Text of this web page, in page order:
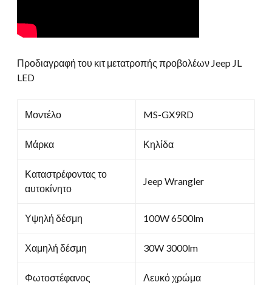
Προδιαγραφή του κιτ μετατροπής προβολέων Jeep JL
LED
Μοντέλο MS-GX9RD
Μάρκα Κηλίδα
Καταστρέφοντας το
αυτοκίνητο
Jeep Wrangler
Υψηλή δέσμη 100W 6500lm
Χαμηλή δέσμη 30W 3000lm
Φωτοστέφανος Λευκό χρώμα